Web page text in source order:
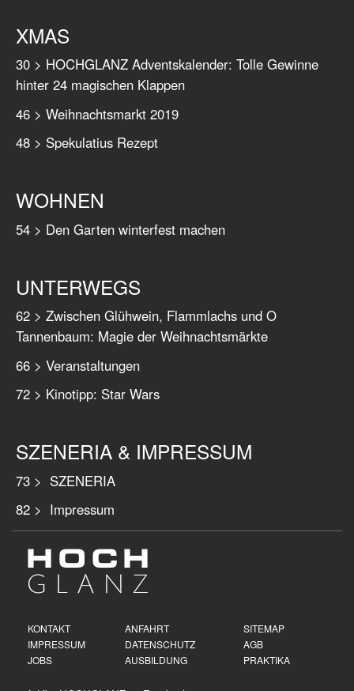
XMAS
30 > HOCHGLANZ Adventskalender: Tolle Gewinne
hinter 24 magischen Klappen
46 > Weihnachtsmarkt 2019
48 > Spekulatius Rezept
WOHNEN
54 > Den Garten winterfest machen
UNTERWEGS
62 > Zwischen Glühwein, Flammlachs und O
Tannenbaum: Magie der Weihnachtsmärkte
66 > Veranstaltungen
72 > Kinotipp: Star Wars
SZENERIA & IMPRESSUM
73 > SZENERIA
82 > Impressum
KONTAKT ANFAHRT
SITEMAP
IMPRESSUM
DATENSCHUTZ
AGB
JOBS
AUSBILDUNG PRAKTIKA